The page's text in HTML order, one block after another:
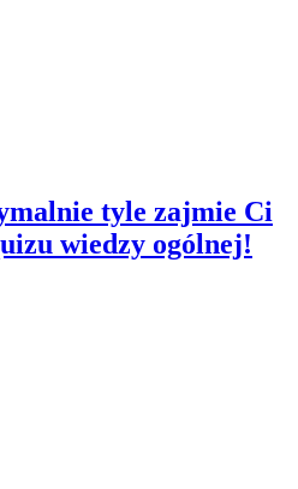
tyle zajmie Ci
wiedzy ogólnej!